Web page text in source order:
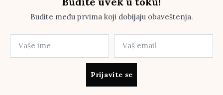
Budite među prvima koji dobijaju obaveštenja.
Prijavite se